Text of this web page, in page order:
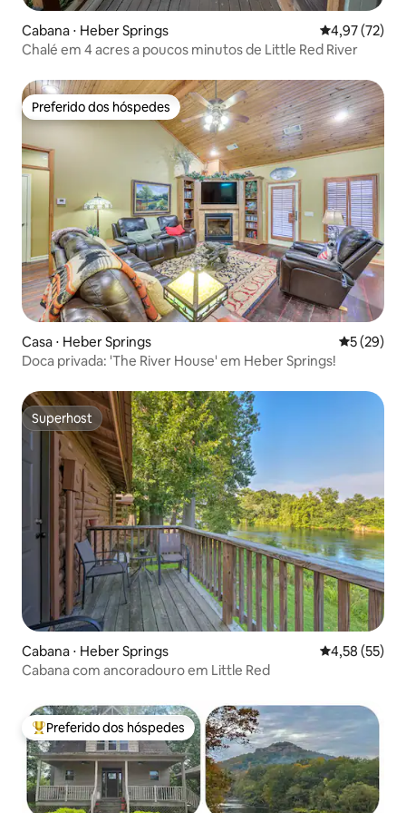
Cabana ⋅ Heber Springs 4,97 de uma
4,97 (72)
Chalé em 4 acres a poucos minutos de Little Red River
Preferido dos hóspedes
Preferido dos hóspedes
Casa ⋅ Heber Springs 5 de uma
5 (29)
Doca privada: 'The River House' em Heber Springs!
Superhost
Superhost
Cabana ⋅ Heber Springs 4,58 de uma
4,58 (55)
Cabana com ancoradouro em Little Red
Entre os melhores preferidos dos hóspedes
Preferido dos hóspedes